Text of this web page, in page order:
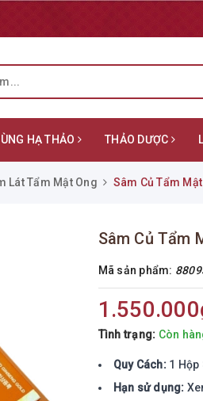
HẠ THẢO THẢO DƯỢC
Lát Tẩm Mật Ong Sâm Củ Tẩm
Sâm Củ Tẩm
Mã sản phẩm:
Tình trạng: Còn
Quy Cách: 1 Hộp
Hạn sử dụng: